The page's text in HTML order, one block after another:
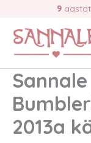
content
9
2013a